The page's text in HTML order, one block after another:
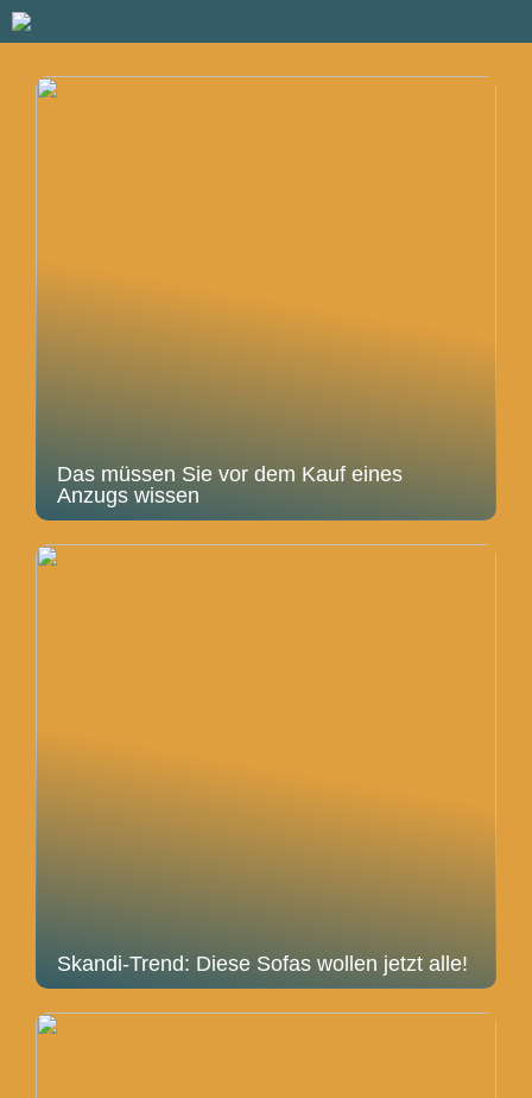
Das müssen Sie vor dem Kauf eines
Anzugs wissen
Skandi-Trend: Diese Sofas wollen jetzt alle!